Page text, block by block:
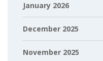
January 2026
December 2025
November 2025